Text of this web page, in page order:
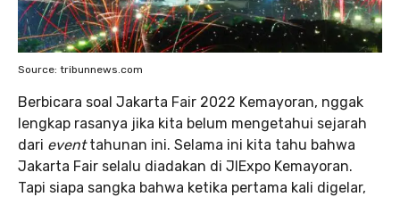
Source: tribunnews.com
Berbicara soal Jakarta Fair 2022 Kemayoran, nggak
lengkap rasanya jika kita belum mengetahui sejarah
dari eventtahunan ini. Selama ini kita tahu bahwa
Jakarta Fair selalu diadakan di JIExpo Kemayoran.
Tapi siapa sangka bahwa ketika pertama kali digelar,